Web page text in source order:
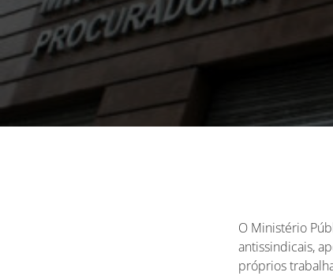
O Ministério
antissindicais,
próprios